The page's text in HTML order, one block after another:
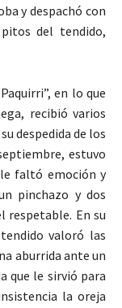
y despachó con
del tendido,
en lo que
recibió varios
despedida de los
estuvo
faltó emoción y
pinchazo y dos
respetable. En su
valoró las
aburrida ante un
que le sirvió para
la oreja